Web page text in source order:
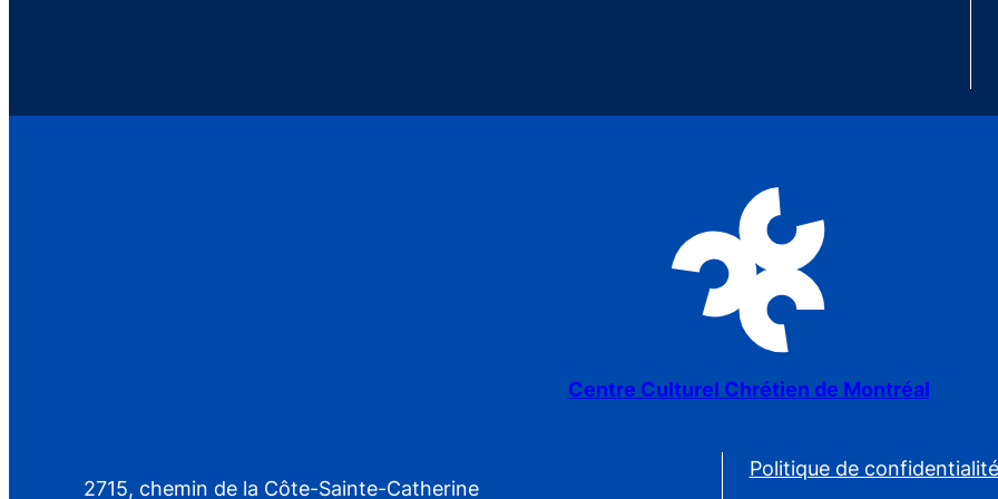
Centre Culturel Chrétien de Montréal
2715, chemin de la Côte-Sainte-Catherine
Politique de confidentialité